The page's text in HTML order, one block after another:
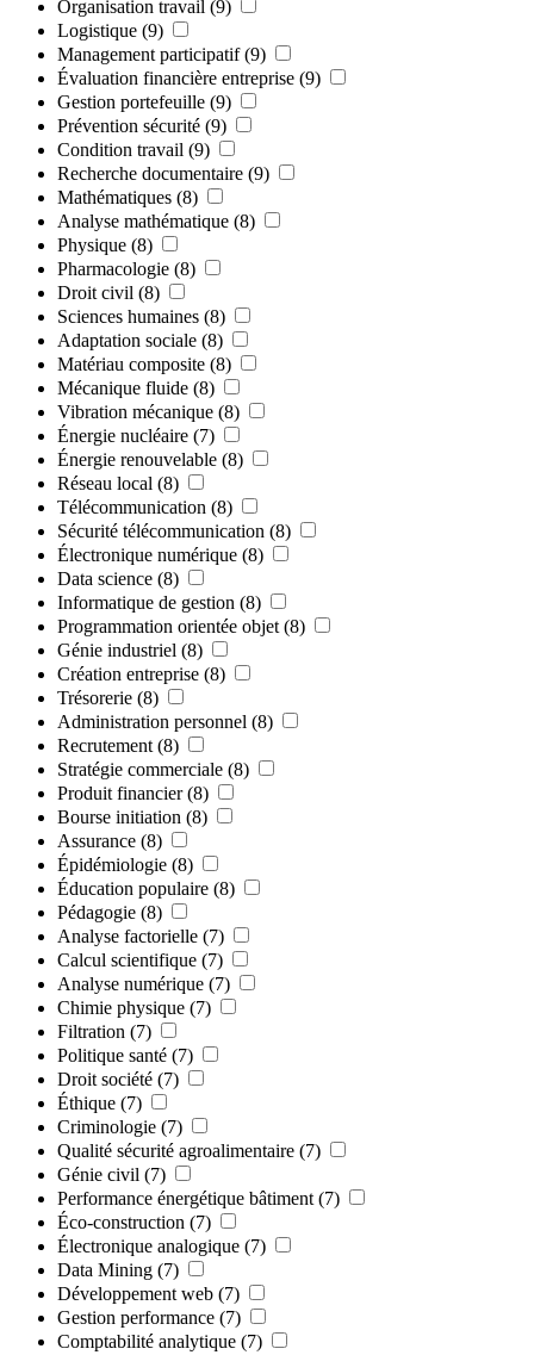
Organisation travail (9)
Logistique (9)
Management participatif (9)
Évaluation financière entreprise (9)
Gestion portefeuille (9)
Prévention sécurité (9)
Condition travail (9)
Recherche documentaire (9)
Mathématiques (8)
Analyse mathématique (8)
Physique (8)
Pharmacologie (8)
Droit civil (8)
Sciences humaines (8)
Adaptation sociale (8)
Matériau composite (8)
Mécanique fluide (8)
Vibration mécanique (8)
Énergie nucléaire (7)
Énergie renouvelable (8)
Réseau local (8)
Télécommunication (8)
Sécurité télécommunication (8)
Électronique numérique (8)
Data science (8)
Informatique de gestion (8)
Programmation orientée objet (8)
Génie industriel (8)
Création entreprise (8)
Trésorerie (8)
Administration personnel (8)
Recrutement (8)
Stratégie commerciale (8)
Produit financier (8)
Bourse initiation (8)
Assurance (8)
Épidémiologie (8)
Éducation populaire (8)
Pédagogie (8)
Analyse factorielle (7)
Calcul scientifique (7)
Analyse numérique (7)
Chimie physique (7)
Filtration (7)
Politique santé (7)
Droit société (7)
Éthique (7)
Criminologie (7)
Qualité sécurité agroalimentaire (7)
Génie civil (7)
Performance énergétique bâtiment (7)
Éco-construction (7)
Électronique analogique (7)
Data Mining (7)
Développement web (7)
Gestion performance (7)
Comptabilité analytique (7)